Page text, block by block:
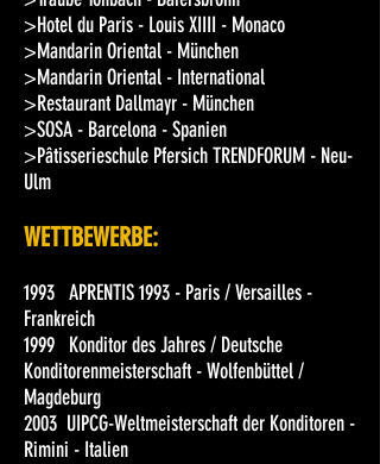
>Hotel du Paris - Louis XIIII - Monaco
>Mandarin Oriental - München
>Mandarin Oriental - International
>Restaurant Dallmayr - München
>SOSA - Barcelona - Spanien
>Pâtisserieschule Pfersich TRENDFORUM - Neu-
Ulm
WETTBEWERBE:
1993 APRENTIS 1993 - Paris / Versailles -
Frankreich
1999 Konditor des Jahres / Deutsche
Konditorenmeisterschaft - Wolfenbüttel /
Magdeburg
2003 UIPCG-Weltmeisterschaft der Konditoren -
Rimini - Italien